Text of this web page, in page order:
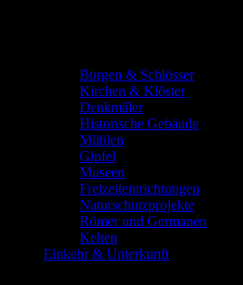
Burgen & Schlösser
Kirchen & Klöster
Denkmäler
Historische Gebäude
Mühlen
Gipfel
Museen
Freizeiteinrichtungen
Naturschutzprojekte
Römer und Germanen
Kelten
Einkehr & Unterkunft